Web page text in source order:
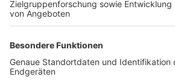
TOP-PARTNER